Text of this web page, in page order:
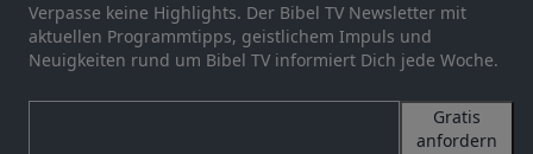
Verpasse keine Highlights. Der Bibel TV Newsletter mit
aktuellen Programmtipps, geistlichem Impuls und
Neuigkeiten rund um Bibel TV informiert Dich jede Woche.
Gratis
anfordern